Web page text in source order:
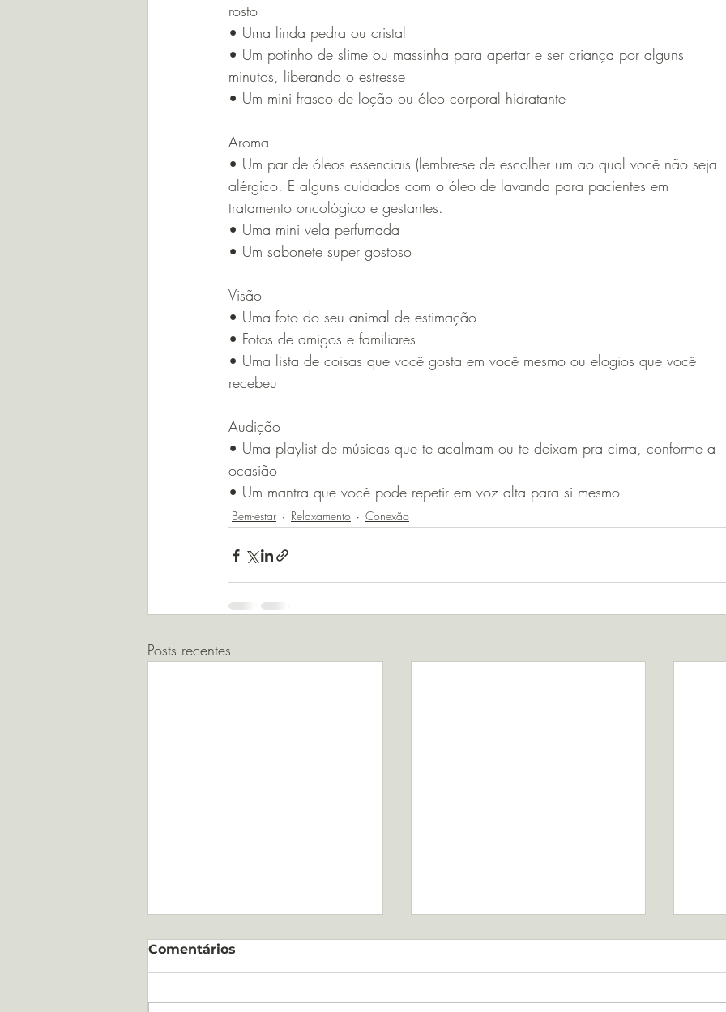
rosto
• Uma linda pedra ou cristal
• Um potinho de slime ou massinha para apertar e ser criança por alguns
minutos, liberando o estresse
• Um mini frasco de loção ou óleo corporal hidratante
Aroma
• Um par de óleos essenciais (lembre-se de escolher um ao qual você não seja
alérgico. E alguns cuidados com o óleo de lavanda para pacientes em
tratamento oncológico e gestantes.
• Uma mini vela perfumada
• Um sabonete super gostoso
Visão
• Uma foto do seu animal de estimação
• Fotos de amigos e familiares
• Uma lista de coisas que você gosta em você mesmo ou elogios que você
recebeu
Audição
• Uma playlist de músicas que te acalmam ou te deixam pra cima, conforme a
ocasião
• Um mantra que você pode repetir em voz alta para si mesmo
Bem-estar Relaxamento Conexão
Posts recentes
Comentários